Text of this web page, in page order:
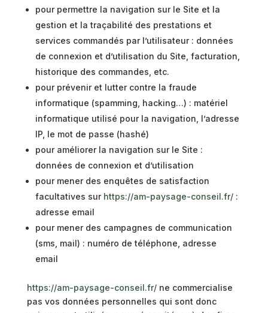
pour permettre la navigation sur le Site et la
gestion et la traçabilité des prestations et
services commandés par l’utilisateur : données
de connexion et d’utilisation du Site, facturation,
historique des commandes, etc.
pour prévenir et lutter contre la fraude
informatique (spamming, hacking…) : matériel
informatique utilisé pour la navigation, l’adresse
IP, le mot de passe (hashé)
pour améliorer la navigation sur le Site :
données de connexion et d’utilisation
pour mener des enquêtes de satisfaction
facultatives sur https://am-paysage-conseil.fr/:
adresse email
pour mener des campagnes de communication
(sms, mail) : numéro de téléphone, adresse
email
https://am-paysage-conseil.fr/ne commercialise
pas vos données personnelles qui sont donc